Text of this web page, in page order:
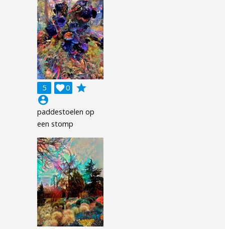
5 0

grade
account_circle
paddestoelen op
een stomp